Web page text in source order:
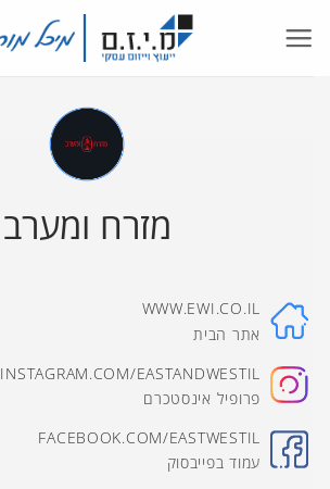
מזרח ומערב
WWW.EWI.CO.IL
אתר הבית
INSTAGRAM.COM/EASTANDWESTIL
פרופיל אינסטכרם
FACEBOOK.COM/EASTWESTIL
עמוד בפייבסוק